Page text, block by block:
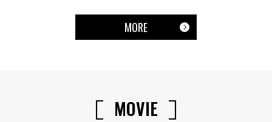
MORE
MOVIE